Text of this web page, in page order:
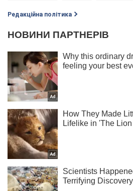
Редакційна політика